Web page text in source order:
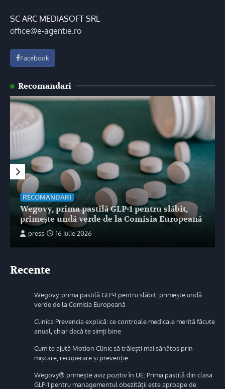
SC ARC MEDIASOFT SRL
office@e-agentie.ro
Facebook
Recomandari
RECOMANDARI
Wegovy, prima pastilă GLP-1 pentru slăbit,
primește undă verde de la Comisia Europeană
press 16 iulie 2026
Recente
Wegovy, prima pastilă GLP-1 pentru slăbit, primește undă
verde de la Comisia Europeană
Clinica Prevencia explică: ce controale medicale merită făcute
anual, chiar dacă te simți bine
Cum te ajută Motion Clinic să trăiești mai sănătos prin
mișcare, recuperare și prevenție
Wegovy® primește aviz pozitiv în UE: Prima pastilă din clasa
GLP-1 pentru managementul obezității este aproape de